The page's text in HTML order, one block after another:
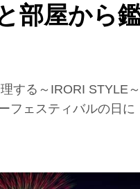
部屋から
する～IRORI STYLE
フェスティバルの日